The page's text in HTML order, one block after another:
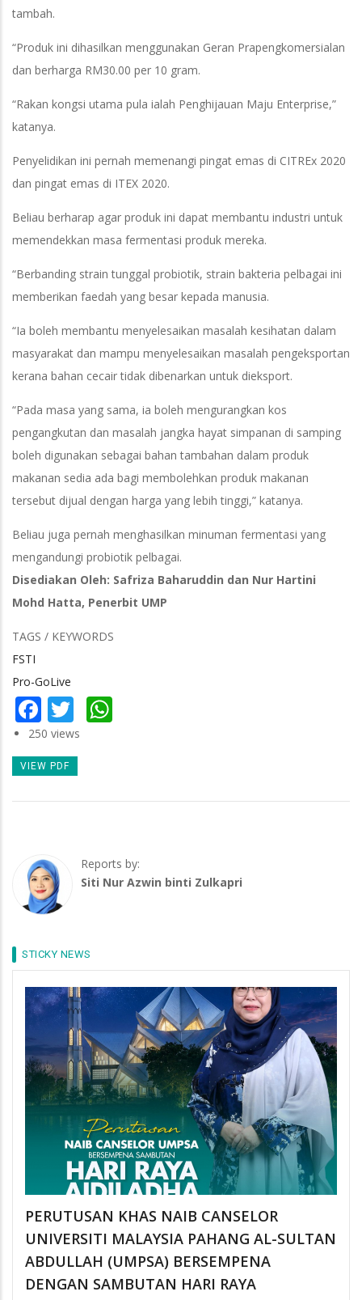
tambah.
“Produk ini dihasilkan menggunakan Geran Prapengkomersialan
dan berharga RM30.00 per 10 gram.
“Rakan kongsi utama pula ialah Penghijauan Maju Enterprise,”
katanya.
Penyelidikan ini pernah memenangi pingat emas di CITREx 2020
dan pingat emas di ITEX 2020.
Beliau berharap agar produk ini dapat membantu industri untuk
memendekkan masa fermentasi produk mereka.
“Berbanding strain tunggal probiotik, strain bakteria pelbagai ini
memberikan faedah yang besar kepada manusia.
“Ia boleh membantu menyelesaikan masalah kesihatan dalam
masyarakat dan mampu menyelesaikan masalah pengeksportan
kerana bahan cecair tidak dibenarkan untuk dieksport.
“Pada masa yang sama, ia boleh mengurangkan kos
pengangkutan dan masalah jangka hayat simpanan di samping
boleh digunakan sebagai bahan tambahan dalam produk
makanan sedia ada bagi membolehkan produk makanan
tersebut dijual dengan harga yang lebih tinggi,” katanya.
Beliau juga pernah menghasilkan minuman fermentasi yang
mengandungi probiotik pelbagai.
Disediakan Oleh: Safriza Baharuddin dan Nur Hartini
Mohd Hatta, Penerbit UMP
TAGS / KEYWORDS
FSTI
Pro-GoLive
Facebook
Twitter
250 views
VIEW PDF
Reports by:
Siti Nur Azwin binti Zulkapri
STICKY NEWS
PERUTUSAN KHAS NAIB CANSELOR
UNIVERSITI MALAYSIA PAHANG AL-SULTAN
ABDULLAH (UMPSA) BERSEMPENA
DENGAN SAMBUTAN HARI RAYA